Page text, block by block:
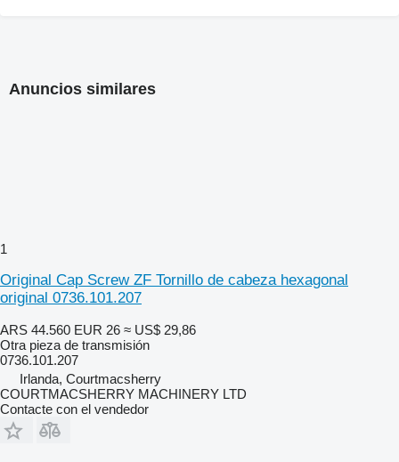
Anuncios similares
1
Original Cap Screw ZF Tornillo de cabeza hexagonal
original 0736.101.207
ARS 44.560 EUR 26 ≈ US$ 29,86
Otra pieza de transmisión
0736.101.207
Irlanda, Courtmacsherry
COURTMACSHERRY MACHINERY LTD
Contacte con el vendedor